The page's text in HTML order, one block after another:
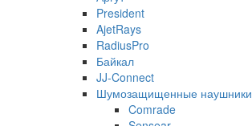
President
AjetRays
RadiusPro
Байкал
JJ-Connect
Шумозащищенные наушники
Comrade